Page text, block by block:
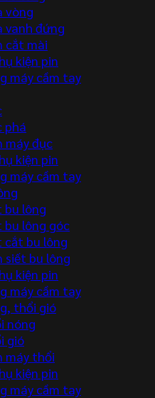
vòng
vanh đứng
cắt mài
kiện pin
máy cầm tay
phá
máy đục
kiện pin
máy cầm tay
bu lông
bu lông góc
cắt bu lông
siết bu lông
kiện pin
máy cầm tay
thổi gió
nóng
gió
máy thổi
kiện pin
máy cầm tay